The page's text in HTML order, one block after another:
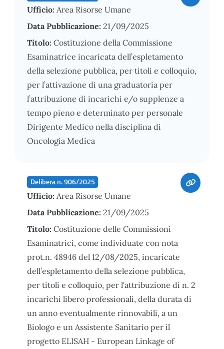
Ufficio: Area Risorse Umane
Data Pubblicazione: 21/09/2025
Titolo: Costituzione della Commissione
Esaminatrice incaricata dell’espletamento
della selezione pubblica, per titoli e colloquio,
per l’attivazione di una graduatoria per
l’attribuzione di incarichi e/o supplenze a
tempo pieno e determinato per personale
Dirigente Medico nella disciplina di
Oncologia Medica
Delibera n. 906/2025
Ufficio: Area Risorse Umane
Data Pubblicazione: 21/09/2025
Titolo: Costituzione delle Commissioni
Esaminatrici, come individuate con nota
prot.n. 48946 del 12/08/2025, incaricate
dell’espletamento della selezione pubblica,
per titoli e colloquio, per l'attribuzione di n. 2
incarichi libero professionali, della durata di
un anno eventualmente rinnovabili, a un
Biologo e un Assistente Sanitario per il
progetto ELISAH - European Linkage of